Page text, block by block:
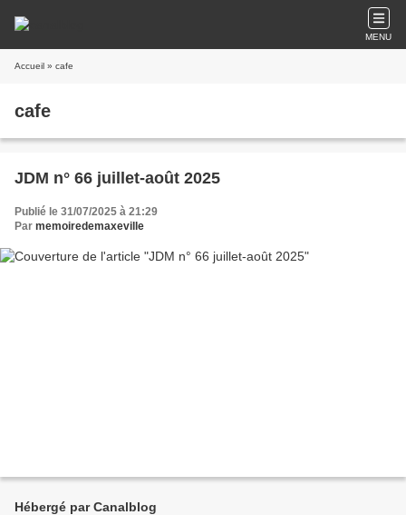
MENU
Accueil » cafe
cafe
JDM n° 66 juillet-août 2025
Publié le 31/07/2025 à 21:29
Par memoiredemaxeville
Hébergé par Canalblog